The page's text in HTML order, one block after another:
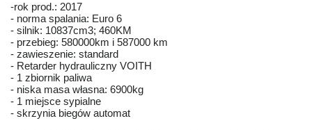
-rok prod.: 2017
- norma spalania: Euro 6
- silnik: 10837cm3; 460KM
- przebieg: 580000km i 587000 km
- zawieszenie: standard
- Retarder hydrauliczny VOITH
- 1 zbiornik paliwa
- niska masa własna: 6900kg
- 1 miejsce sypialne
- skrzynia biegów automat